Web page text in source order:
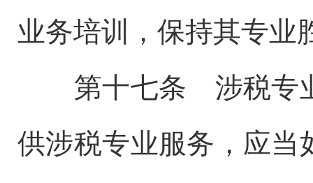
业务培训，保持其专业
第十七条 涉税专业
供涉税专业服务，应当